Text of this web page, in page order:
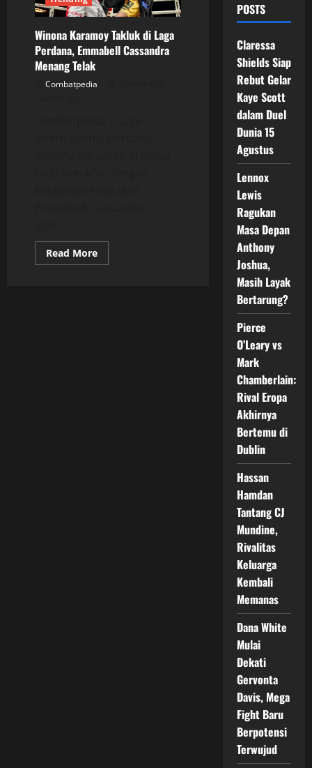
Winona Karamoy Takluk di Laga
Perdana, Emmabell Cassandra
Menang Telak
Combatpedia
Read MoreRead
more
POSTS
Claressa
Shields Siap
Rebut Gelar
Kaye Scott
dalam Duel
Dunia 15
Agustus
Lennox
Lewis
Ragukan
Masa Depan
Anthony
Joshua,
Masih Layak
Bertarung?
Pierce
O’Leary vs
Mark
Chamberlain:
Rival Eropa
Akhirnya
Bertemu di
Dublin
Hassan
Hamdan
Tantang CJ
Mundine,
Rivalitas
Keluarga
Kembali
Memanas
Dana White
Mulai
Dekati
Gervonta
Davis, Mega
Fight Baru
Berpotensi
Terwujud